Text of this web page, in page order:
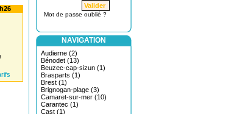
Mot de passe oublié ?
NAVIGATION
Audierne (2)
Bénodet (13)
Beuzec-cap-sizun (1)
Brasparts (1)
Brest (1)
Brignogan-plage (3)
Camaret-sur-mer (10)
Carantec (1)
Cast (1)